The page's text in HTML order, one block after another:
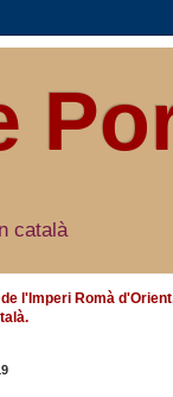
català
l'Imperi Romà